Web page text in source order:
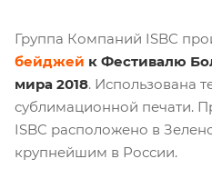
Группа Компаний ISBC
бейджей к Фестивалю
мира 2018. Использована
сублимационной печати.
ISBC расположено в
крупнейшим в России.